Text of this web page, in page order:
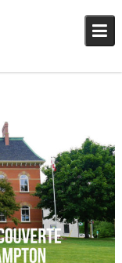
Amérique du Nord
Amériques ,Blog